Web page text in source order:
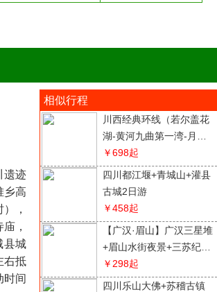
遗迹
乡高
，
，
县城
右抵
时间
相似行程
川西经典环线（若尔盖花
湖-黄河九曲第一湾-月亮
湾-红原大草原-松潘古城-
甘堡藏寨-都江堰）纯玩4
日游
￥698起
四川都江堰+青城山+灌县
古城2日游
￥458起
【广汉·眉山】广汉三星堆
+眉山水街夜景+三苏纪念
馆+眉山湿地公园2日游
￥298起
四川乐山大佛+苏稽古镇